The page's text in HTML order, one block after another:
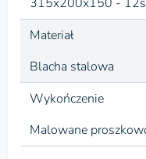
Materiał
Blacha stalowa
Wykończenie
Malowane